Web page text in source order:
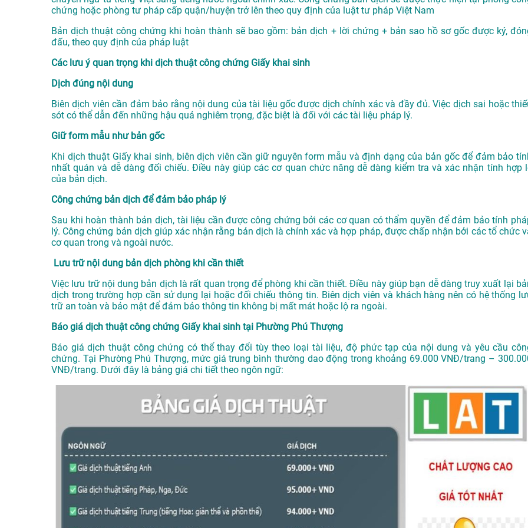
chứng hoặc phòng tư pháp cấp quận/huyện trở lên theo quy định của luật tư pháp Việt Nam
Bản dịch thuật công chứng khi hoàn thành sẽ bao gồm: bản dịch + lời chứng + bản sao hồ sơ gốc được ký,
đấu, theo quy định của pháp luật
Các lưu ý quan trọng khi dịch thuật công chứng Giấy khai sinh
Dịch đúng nội dung
Biên dịch viên cần đảm bảo rằng nội dung của tài liệu gốc được dịch chính xác và đầy đủ. Việc dịch sai hoặc
sót có thể dẫn đến những hậu quả nghiêm trọng, đặc biệt là đối với các tài liệu pháp lý.
Giữ form mẫu như bản gốc
Khi dịch thuật Giấy khai sinh, biên dịch viên cần giữ nguyên form mẫu và định dạng của bản gốc để đảm bảo
nhất quán và dễ dàng đối chiếu. Điều này giúp các cơ quan chức năng dễ dàng kiểm tra và xác nhận tính hợp
của bản dịch.
Công chứng bản dịch để đảm bảo pháp lý
Sau khi hoàn thành bản dịch, tài liệu cần được công chứng bởi các cơ quan có thẩm quyền để đảm bảo tính
lý. Công chứng bản dịch giúp xác nhận rằng bản dịch là chính xác và hợp pháp, được chấp nhận bởi các tổ chức
cơ quan trong và ngoài nước.
Lưu trữ nội dung bản dịch phòng khi cần thiết
Việc lưu trữ nội dung bản dịch là rất quan trọng để phòng khi cần thiết. Điều này giúp bạn dễ dàng truy xuất lại
dịch trong trường hợp cần sử dụng lại hoặc đối chiếu thông tin. Biên dịch viên và khách hàng nên có hệ thống
trữ an toàn và bảo mật để đảm bảo thông tin không bị mất mát hoặc lộ ra ngoài.
Báo giá dịch thuật công chứng Giấy khai sinh tại Phường Phú Thượng
Báo giá dịch thuật công chứng có thể thay đổi tùy theo loại tài liệu, độ phức tạp của nội dung và yêu cầu
chứng. Tại Phường Phú Thượng, mức giá trung bình thường dao động trong khoảng 69.000 VNĐ/trang –
VNĐ/trang. Dưới đây là bảng giá chi tiết theo ngôn ngữ: